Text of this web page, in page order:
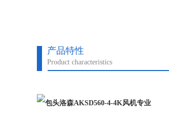
产品特性
Product characteristics